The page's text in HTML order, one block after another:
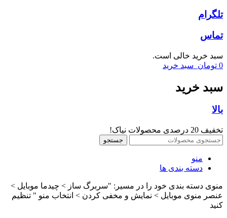
تلگرام
تماس
سبد خرید خالی است.
0 تومان سبد خرید
سبد خرید
بالا
تخفیف 20 درصدی محصولات نیاک!
جستجو
منو
دسته بندی ها
منوی دسته بندی خود را در مسیر: "سربرگ ساز > چیدما موبایل >
عنصر منوی موبایل > نمایش و مخفی کردن > انتخاب منو " تنظیم
کنید